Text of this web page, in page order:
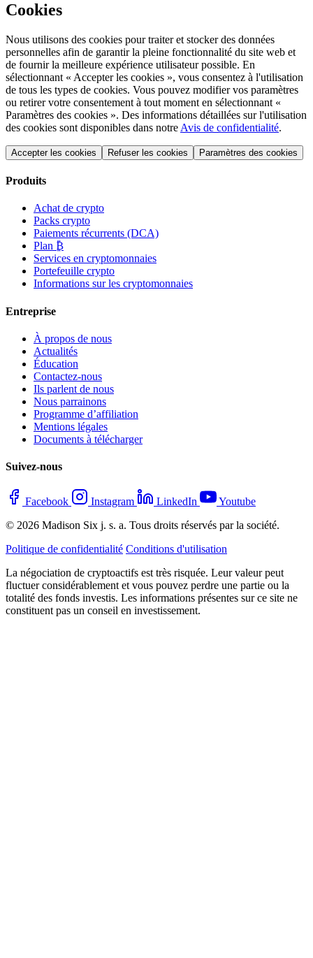
Cookies
Nous utilisons des cookies pour traiter et stocker des données
personnelles afin de garantir la pleine fonctionnalité du site web et
de fournir la meilleure expérience utilisateur possible. En
sélectionnant « Accepter les cookies », vous consentez à l'utilisation
de tous les types de cookies. Vous pouvez modifier vos paramètres
ou retirer votre consentement à tout moment en sélectionnant «
Paramètres des cookies ». Des informations détaillées sur l'utilisation
des cookies sont disponibles dans notre Avis de confidentialité.
Accepter les cookies Refuser les cookies Paramètres des cookies
Produits
Achat de crypto
Packs crypto
Paiements récurrents (DCA)
Plan ₿
Services en cryptomonnaies
Portefeuille crypto
Informations sur les cryptomonnaies
Entreprise
À propos de nous
Actualités
Éducation
Contactez-nous
Ils parlent de nous
Nous parrainons
Programme d’affiliation
Mentions légales
Documents à télécharger
Suivez-nous
Facebook Instagram LinkedIn
Youtube
© 2026 Madison Six j. s. a. Tous droits réservés par la société.
Politique de confidentialité Conditions d'utilisation
La négociation de cryptoactifs est très risquée. Leur valeur peut
fluctuer considérablement et vous pouvez perdre une partie ou la
totalité des fonds investis. Les informations présentes sur ce site ne
constituent pas un conseil en investissement.